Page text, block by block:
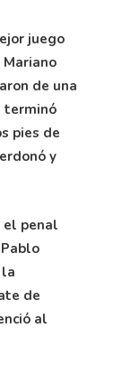
juego
de una
terminó
pies de
y
el penal
de
al